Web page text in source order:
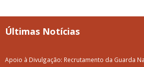
Últimas Notícias
Apoio à Divulgação: Recrutamento da Guarda